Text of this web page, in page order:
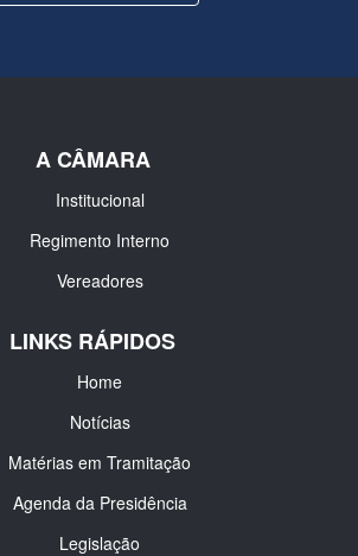
A CÂMARA
Institucional
Regimento Interno
Vereadores
LINKS RÁPIDOS
Home
Notícias
Matérias em Tramitação
Agenda da Presidência
Legislação